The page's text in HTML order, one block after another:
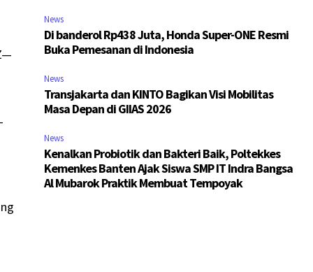
News
Di banderol Rp438 Juta, Honda Super-ONE Resmi
Buka Pemesanan di Indonesia
News
Transjakarta dan KINTO Bagikan Visi Mobilitas
Masa Depan di GIIAS 2026
News
Kenalkan Probiotik dan Bakteri Baik, Poltekkes
Kemenkes Banten Ajak Siswa SMP IT Indra Bangsa
Al Mubarok Praktik Membuat Tempoyak